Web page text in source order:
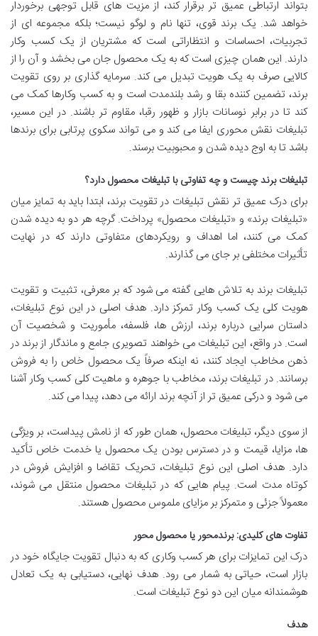
بتواند ارتباطی عمیق تر برقرار کند، از مزیت های قابل توجهی برخوردار
خواهد شد. یک برند قوی، تنها نام و لوگو نیست؛ بلکه مجموعه ای از
تجربیات، احساسات و انتظاراتی است که مشتریان از یک کسب وکار
دارند. این همان چیزی است که به یک محصول جان می بخشد و آن را از
کالایی صرف به یک هویت تبدیل می کند. سرمایه گذاری بر روی تقویت
برند، تضمین کننده بقا و رشد بلندمدت است و به کسب وکارها کمک می
کند تا در برابر نوسانات بازار و ظهور رقبا، مقاوم تر باشند. در این مسیر،
تبلیغات نقش محوری ایفا می کند و می تواند سکوی پرتابی برای برندها
باشد تا به اوج دیده شدن و محبوبیت برسند.
تبلیغات برند چیست و چه تفاوتی با تبلیغات محصول دارد؟
برای درک عمیق تر نقش تبلیغات در تقویت برند، ابتدا باید به تمایز میان
«تبلیغات برند» و «تبلیغات محصول» پرداخت. گرچه هر دو به دیده شدن
کمک می کنند، اما اهداف و رویکردهای متفاوتی دارند که در نهایت
تأثیرات مختلفی بر جای می گذارند.
تبلیغات برند به تلاش هایی گفته می شود که بر معرفی، تثبیت و تقویت
هویت کلی یک کسب وکار تمرکز دارد. هدف اصلی در این نوع تبلیغات،
داستان سرایی درباره برند، ارزش ها، فلسفه، مأموریت و شخصیت آن
است. در واقع، این تبلیغات می خواهند تصویری جامع و ماندگار از برند در
ذهن مخاطب ایجاد کنند، نه اینکه صرفاً یک محصول خاص را به فروش
برسانند. در تبلیغات برند، مخاطب با جوهره و ماهیت کلی کسب وکار آشنا
می شود و درکی عمیق تر از آنچه برند ارائه می دهد، پیدا می کند.
از سوی دیگر، تبلیغات محصول، همان طور که از نامش پیداست، بر ویژگی
ها، مزایا، قیمت و در دسترس بودن یک محصول یا خدمت خاص تأکید
دارد. هدف اصلی این نوع تبلیغات، تحریک تقاضا و افزایش فروش در
کوتاه مدت است. پیام هایی که در تبلیغات محصول منتقل می شوند،
معمولاً جزئی و متمرکز بر مزایای ملموس محصول هستند.
تفاوت های کلیدی: برندمحور یا محصول محور
درک این تمایزات برای هر کسب وکاری که به دنبال تقویت جایگاه خود در
بازار است، حیاتی به شمار می رود. هدف نهایی، دستیابی به یک تعادل
هوشمندانه میان این دو نوع تبلیغات است.
هدف